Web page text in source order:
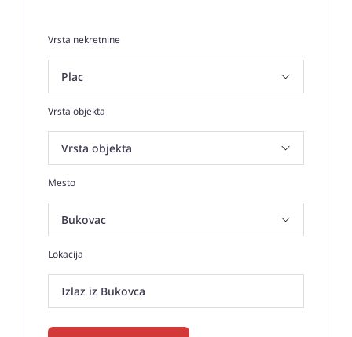
Vrsta nekretnine
Vrsta objekta
Mesto
Lokacija
Izlaz iz Bukovca